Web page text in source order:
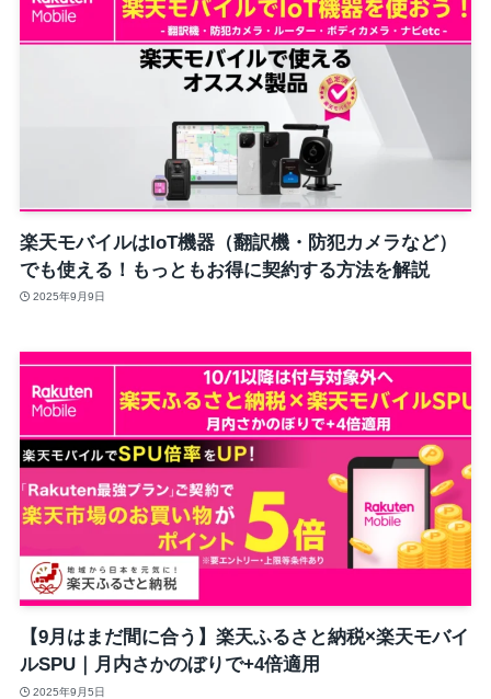
楽天モバイルはIoT機器（翻訳機・防犯カメラなど）
でも使える！もっともお得に契約する方法を解説
2025年9月9日
【9月はまだ間に合う】楽天ふるさと納税×楽天モバイ
ルSPU｜月内さかのぼりで+4倍適用
2025年9月5日